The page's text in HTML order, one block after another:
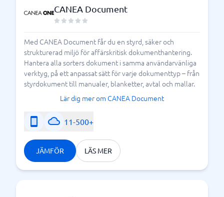
CANEA Document
Med CANEA Document får du en styrd, säker och
strukturerad miljö för affärskritisk dokumenthantering.
Hantera alla sorters dokument i samma användarvänliga
verktyg, på ett anpassat sätt för varje dokumenttyp – från
styrdokument till manualer, blanketter, avtal och mallar.
Lär dig mer om CANEA Document
11-500+
JÄMFÖR LÄS MER